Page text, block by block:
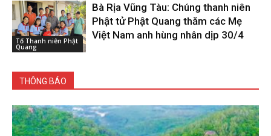
Tổ Thanh niên Phật
Quang
Bà Rịa Vũng Tàu: Chúng thanh niên
Phật tử Phật Quang thăm các Mẹ
Việt Nam anh hùng nhân dịp 30/4
THÔNG BÁO